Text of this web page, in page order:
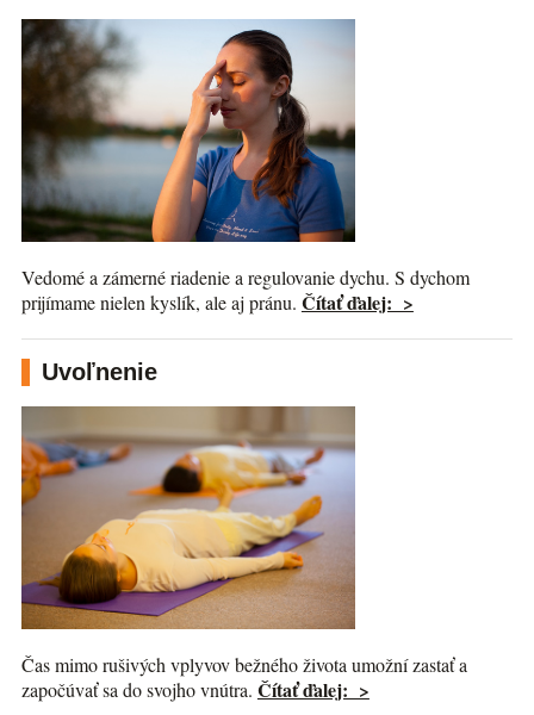
Vedomé a zámerné riadenie a regulovanie dychu. S dychom
prijímame nielen kyslík, ale aj pránu. Čítať ďalej: >
Uvoľnenie
Čas mimo rušivých vplyvov bežného života umožní zastať a
započúvať sa do svojho vnútra. Čítať ďalej: >